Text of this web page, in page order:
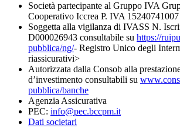
Società partecipante al Gruppo IVA
Cooperativo Iccrea P. IVA 15240741007
Soggetta alla vigilanza di IVASS N.
D000026943 consultabile su https://
pubblica/ng/- Registro Unico degli
riassicurativi>
Autorizzata dalla Consob alla
d’investimento consultabili su
pubblica/banche
Agenzia Assicurativa
PEC: info@pec.bccpm.it
Dati societari